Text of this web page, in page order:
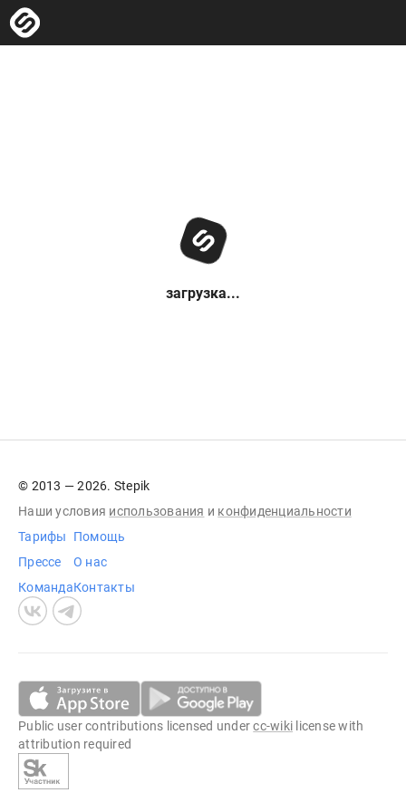
загрузка...
© 2013 — 2026. Stepik
Наши условия использования и конфиденциальности
Тарифы
Прессе
Команда
Помощь
О нас
Контакты
Public user contributions licensed undercc-wiki license with
attribution required